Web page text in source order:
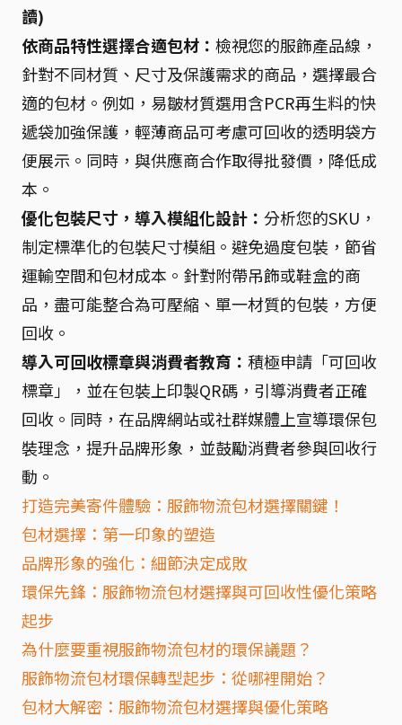
讀)
依商品特性選擇合適包材： 檢視您的服飾產品線，
針對不同材質、尺寸及保護需求的商品，選擇最合
適的包材。例如，易皺材質選用含PCR再生料的快
遞袋加強保護，輕薄商品可考慮可回收的透明袋方
便展示。同時，與供應商合作取得批發價，降低成
本。
優化包裝尺寸，導入模組化設計： 分析您的SKU，
制定標準化的包裝尺寸模組。避免過度包裝，節省
運輸空間和包材成本。針對附帶吊飾或鞋盒的商
品，盡可能整合為可壓縮、單一材質的包裝，方便
回收。
導入可回收標章與消費者教育： 積極申請「可回收
標章」，並在包裝上印製QR碼，引導消費者正確
回收。同時，在品牌網站或社群媒體上宣導環保包
裝理念，提升品牌形象，並鼓勵消費者參與回收行
動。
打造完美寄件體驗：服飾物流包材選擇關鍵！
包材選擇：第一印象的塑造
品牌形象的強化：細節決定成敗
環保先鋒：服飾物流包材選擇與可回收性優化策略
起步
為什麼要重視服飾物流包材的環保議題？
服飾物流包材環保轉型起步：從哪裡開始？
包材大解密：服飾物流包材選擇與優化策略